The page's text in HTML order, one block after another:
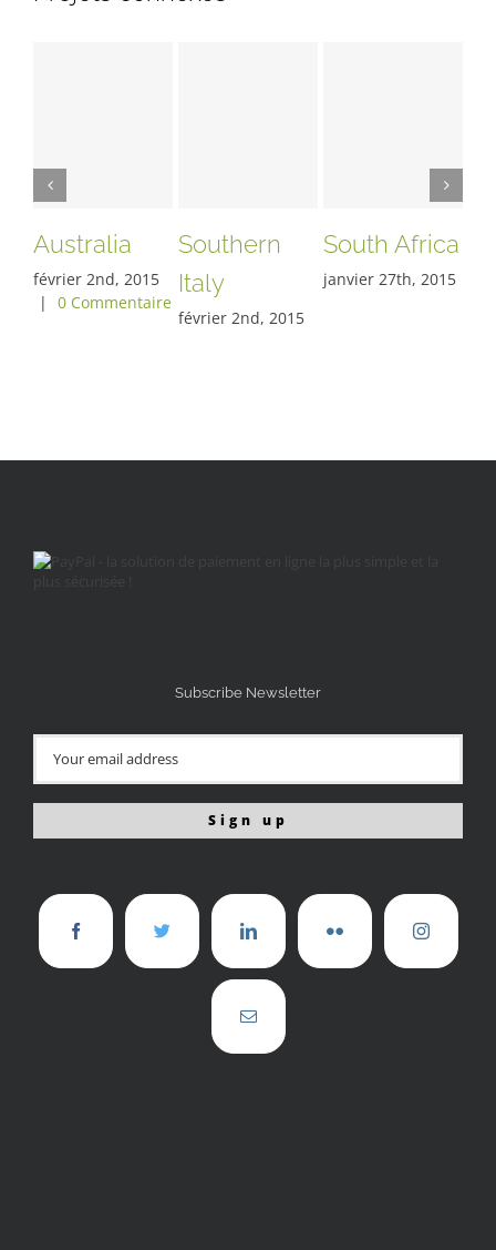
Australia
février 2nd, 2015
|
0 Commentaire
Southern
Italy
février 2nd, 2015
South Africa
janvier 27th, 2015
Subscribe Newsletter